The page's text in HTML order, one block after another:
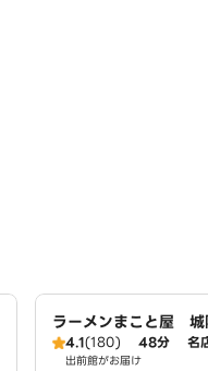
ラーメンまこと屋 城
4.1(180) 48分 名
出前館がお届け